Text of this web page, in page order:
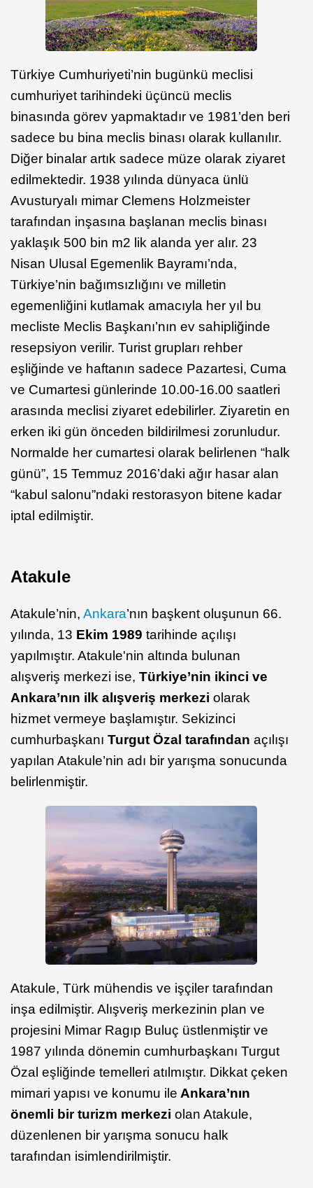
Türkiye Cumhuriyeti’nin bugünkü meclisi
cumhuriyet tarihindeki üçüncü meclis
binasında görev yapmaktadır ve 1981’den beri
sadece bu bina meclis binası olarak kullanılır.
Diğer binalar artık sadece müze olarak ziyaret
edilmektedir. 1938 yılında dünyaca ünlü
Avusturyalı mimar Clemens Holzmeister
tarafından inşasına başlanan meclis binası
yaklaşık 500 bin m2 lik alanda yer alır. 23
Nisan Ulusal Egemenlik Bayramı’nda,
Türkiye’nin bağımsızlığını ve milletin
egemenliğini kutlamak amacıyla her yıl bu
mecliste Meclis Başkanı’nın ev sahipliğinde
resepsiyon verilir. Turist grupları rehber
eşliğinde ve haftanın sadece Pazartesi, Cuma
ve Cumartesi günlerinde 10.00-16.00 saatleri
arasında meclisi ziyaret edebilirler. Ziyaretin en
erken iki gün önceden bildirilmesi zorunludur.
Normalde her cumartesi olarak belirlenen “halk
günü”, 15 Temmuz 2016’daki ağır hasar alan
“kabul salonu”ndaki restorasyon bitene kadar
iptal edilmiştir.
Atakule
Atakule’nin, Ankara’nın başkent oluşunun 66.
yılında, 13 Ekim 1989 tarihinde açılışı
yapılmıştır. Atakule'nin altında bulunan
alışveriş merkezi ise, Türkiye’nin ikinci ve
Ankara’nın ilk alışveriş merkezi olarak
hizmet vermeye başlamıştır. Sekizinci
cumhurbaşkanı Turgut Özal tarafından açılışı
yapılan Atakule’nin adı bir yarışma sonucunda
belirlenmiştir.
Atakule, Türk mühendis ve işçiler tarafından
inşa edilmiştir. Alışveriş merkezinin plan ve
projesini Mimar Ragıp Buluç üstlenmiştir ve
1987 yılında dönemin cumhurbaşkanı Turgut
Özal eşliğinde temelleri atılmıştır. Dikkat çeken
mimari yapısı ve konumu ile Ankara’nın
önemli bir turizm merkezi olan Atakule,
düzenlenen bir yarışma sonucu halk
tarafından isimlendirilmiştir.